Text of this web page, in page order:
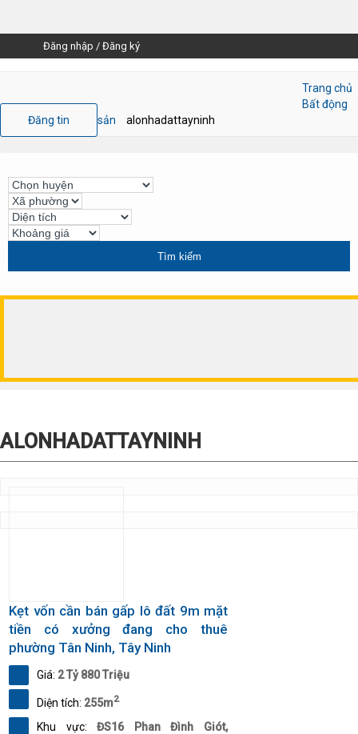
Đăng nhập / Đăng ký
Đăng tin
Trang chủ
Bất động
sản
alonhadattayninh
Tìm kiếm
ALONHADATTAYNINH
Kẹt vốn cần bán gấp lô đất 9m mặt
tiền có xưởng đang cho thuê
phường Tân Ninh, Tây Ninh
Giá: 2 Tỷ 880 Triệu
Diện tích: 255m2
Khu vực:ĐS16 Phan Đình Giót,